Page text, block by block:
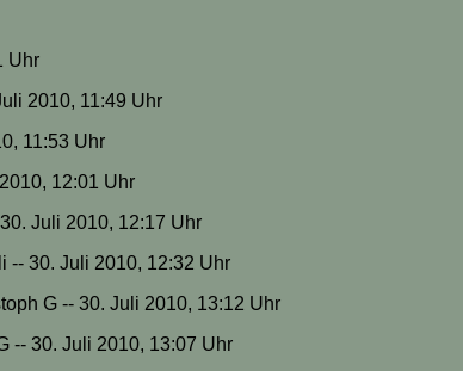
Uhr
2010, 11:49 Uhr
11:53 Uhr
12:01 Uhr
Juli 2010, 12:17 Uhr
-- 30. Juli 2010, 12:32 Uhr
G -- 30. Juli 2010, 13:12 Uhr
-- 30. Juli 2010, 13:07 Uhr